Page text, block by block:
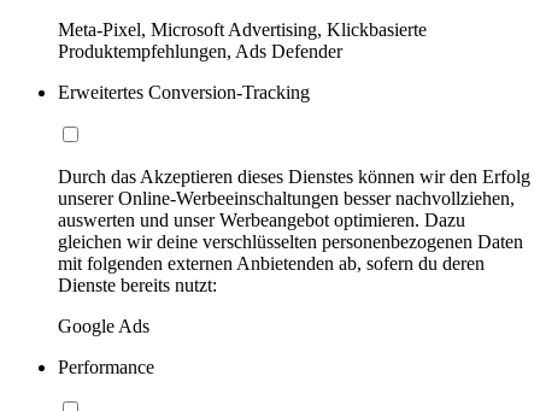
Meta-Pixel, Microsoft Advertising, Klickbasierte
Produktempfehlungen, Ads Defender
Erweitertes Conversion-Tracking
Durch das Akzeptieren dieses Dienstes können wir den Erfolg
unserer Online-Werbeeinschaltungen besser nachvollziehen,
auswerten und unser Werbeangebot optimieren. Dazu
gleichen wir deine verschlüsselten personenbezogenen Daten
mit folgenden externen Anbietenden ab, sofern du deren
Dienste bereits nutzt:
Google Ads
Performance